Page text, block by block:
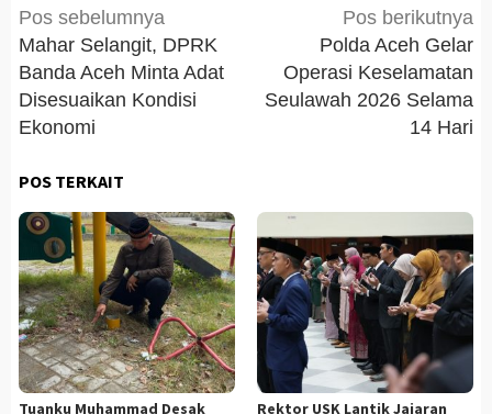
Navigasi
pos
Pos sebelumnya
Mahar Selangit, DPRK
Banda Aceh Minta Adat
Disesuaikan Kondisi
Ekonomi
Pos berikutnya
Polda Aceh Gelar
Operasi Keselamatan
Seulawah 2026 Selama
14 Hari
POS TERKAIT
Tuanku Muhammad Desak
Rektor USK Lantik Jajaran